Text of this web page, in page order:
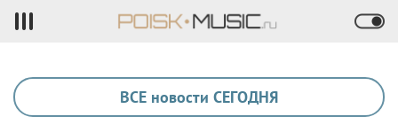
ВСЕ новости СЕГОДНЯ